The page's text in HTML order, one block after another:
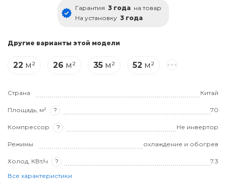
Гарантия 3 года на товар
На установку 3 года
Другие варианты этой модели
22 м² 26 м² 35 м² 52 м²
Страна Китай
Площадь, м² ? 70
Компрессор ? Не инвертор
Режимы охлаждение и обогрев
Холод, КВт/ч ?
7.3
Все характеристики